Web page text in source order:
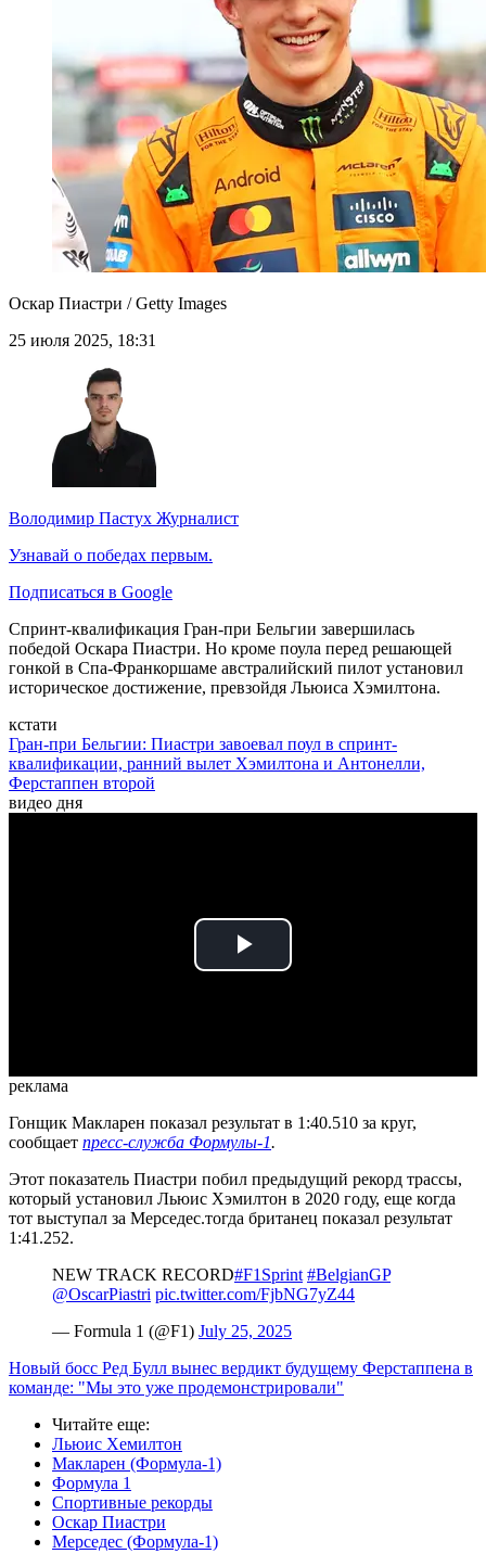
Оскар Пиастри / Getty Images
25 июля 2025, 18:31
Володимир Пастух Журналист
Узнавай о победах первым.
Подписаться в Google
Спринт-квалификация Гран-при Бельгии завершилась
победой Оскара Пиастри. Но кроме поула перед решающей
гонкой в Спа-Франкоршаме австралийский пилот установил
историческое достижение, превзойдя Льюиса Хэмилтона.
кстати
Гран-при Бельгии: Пиастри завоевал поул в спринт-
квалификации, ранний вылет Хэмилтона и Антонелли,
Ферстаппен второй
видео дня
Play
реклама
Гонщик Макларен показал результат в 1:40.510 за круг,
сообщает пресс-служба Формулы-1.
Этот показатель Пиастри побил предыдущий рекорд трассы,
который установил Льюис Хэмилтон в 2020 году, еще когда
тот выступал за Мерседес.тогда британец показал результат
1:41.252.
NEW TRACK RECORD#F1Sprint #BelgianGP
@OscarPiastri pic.twitter.com/FjbNG7yZ44
— Formula 1 (@F1) July 25, 2025
Новый босс Ред Булл вынес вердикт будущему Ферстаппена в
команде: "Мы это уже продемонстрировали"
Читайте еще:
Льюис Хемилтон
Макларен (Формула-1)
Формула 1
Спортивные рекорды
Оскар Пиастри
Мерседес (Формула-1)